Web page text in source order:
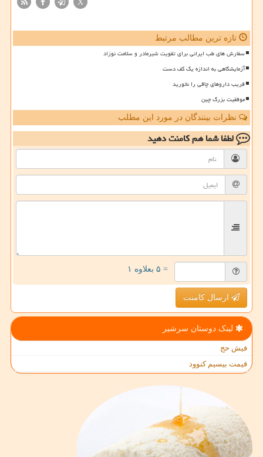
X
تازه ترین مطالب مرتبط
سفارش های طب ایرانی برای تقویت شیرمادر و سلامت نوزاد
آزمایشگاهی به اندازه یک کف دست
فریب داروهای چاقی را نخورید
موفقیت بزرگ چین
نظرات بینندگان در مورد این مطلب
لطفا شما همکامنت دهید
= ۵ بعلاوه ۱
ارسال کامنت
لینک دوستان سرشیر
فیش حج
قیمت بیسیم کنوود